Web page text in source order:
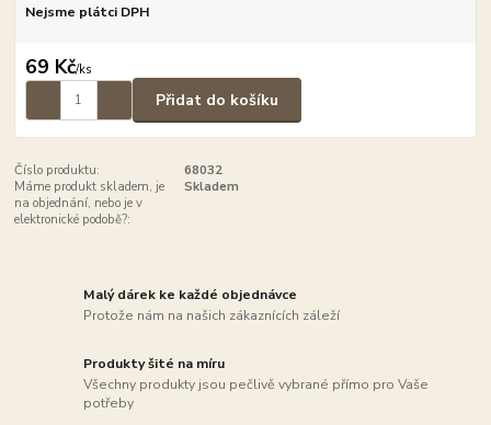
Nejsme plátci DPH
69 Kč/ks
Přidat do košíku
Číslo produktu:
68032
Máme produkt skladem, je
na objednání, nebo je v
elektronické podobě?:
Skladem
Malý dárek ke každé objednávce
Protože nám na našich zákaznících záleží
Produkty šité na míru
Všechny produkty jsou pečlivě vybrané přímo pro Vaše
potřeby